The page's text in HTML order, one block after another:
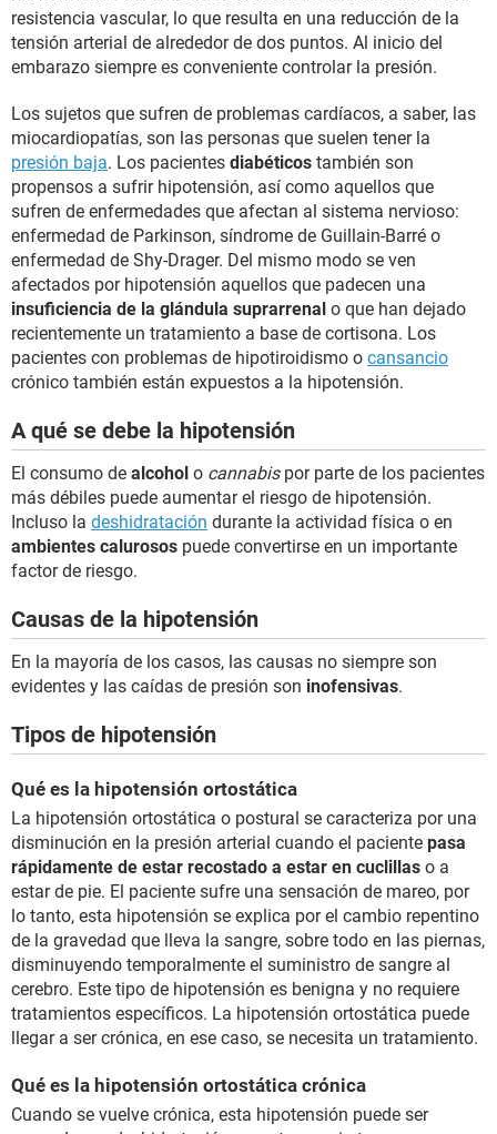
resistencia vascular, lo que resulta en una reducción de la
tensión arterial de alrededor de dos puntos. Al inicio del
embarazo siempre es conveniente controlar la presión.
Los sujetos que sufren de problemas cardíacos, a saber, las
miocardiopatías, son las personas que suelen tener la
presión baja. Los pacientes diabéticos también son
propensos a sufrir hipotensión, así como aquellos que
sufren de enfermedades que afectan al sistema nervioso:
enfermedad de Parkinson, síndrome de Guillain-Barré o
enfermedad de Shy-Drager. Del mismo modo se ven
afectados por hipotensión aquellos que padecen una
insuficiencia de la glándula suprarrenal o que han dejado
recientemente un tratamiento a base de cortisona. Los
pacientes con problemas de hipotiroidismo o cansancio
crónico también están expuestos a la hipotensión.
A qué se debe la hipotensión
El consumo de alcohol o cannabispor parte de los pacientes
más débiles puede aumentar el riesgo de hipotensión.
Incluso la deshidratación durante la actividad física o en
ambientes calurosos puede convertirse en un importante
factor de riesgo.
Causas de la hipotensión
En la mayoría de los casos, las causas no siempre son
evidentes y las caídas de presión son inofensivas.
Tipos de hipotensión
Qué es la hipotensión ortostática
La hipotensión ortostática o postural se caracteriza por una
disminución en la presión arterial cuando el paciente pasa
rápidamente de estar recostado a estar en cuclillas o a
estar de pie. El paciente sufre una sensación de mareo, por
lo tanto, esta hipotensión se explica por el cambio repentino
de la gravedad que lleva la sangre, sobre todo en las piernas,
disminuyendo temporalmente el suministro de sangre al
cerebro. Este tipo de hipotensión es benigna y no requiere
tratamientos específicos. La hipotensión ortostática puede
llegar a ser crónica, en ese caso, se necesita un tratamiento.
Qué es la hipotensión ortostática crónica
Cuando se vuelve crónica, esta hipotensión puede ser